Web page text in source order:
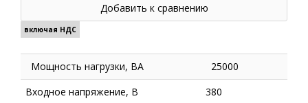
Добавить к сравнению
включая НДС
Мощность нагрузки, ВА
25000
Входное напряжение, В
380